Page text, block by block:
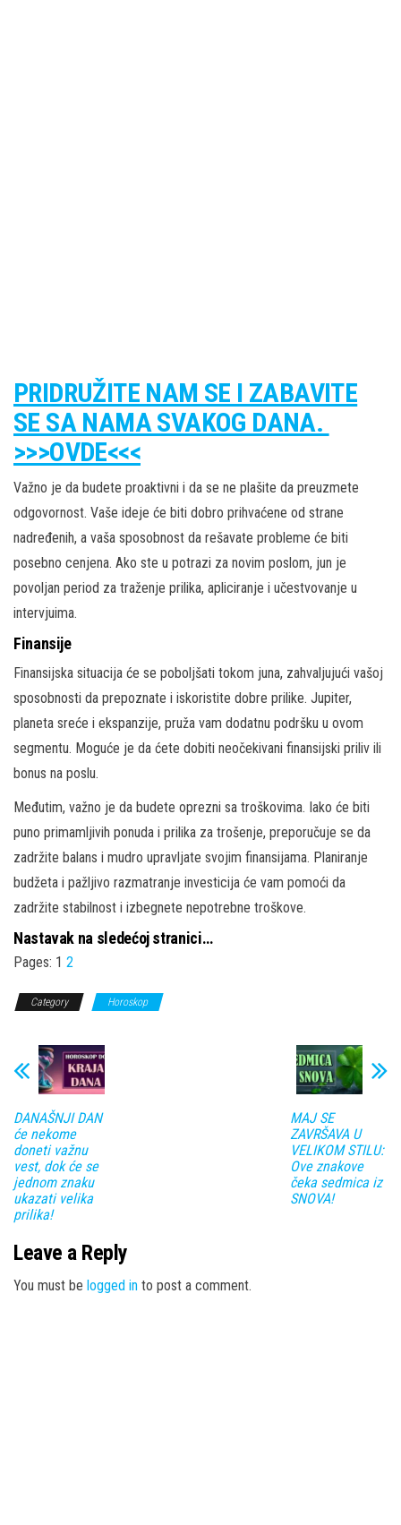
PRIDRUŽITE NAM SE I ZABAVITE
SE SA NAMA SVAKOG DANA.
>>>OVDE<<<
Važno je da budete proaktivni i da se ne plašite da preuzmete
odgovornost. Vaše ideje će biti dobro prihvaćene od strane
nadređenih, a vaša sposobnost da rešavate probleme će biti
posebno cenjena. Ako ste u potrazi za novim poslom, jun je
povoljan period za traženje prilika, apliciranje i učestvovanje u
intervjuima.
Finansije
Finansijska situacija će se poboljšati tokom juna, zahvaljujući vašoj
sposobnosti da prepoznate i iskoristite dobre prilike. Jupiter,
planeta sreće i ekspanzije, pruža vam dodatnu podršku u ovom
segmentu. Moguće je da ćete dobiti neočekivani finansijski priliv ili
bonus na poslu.
Međutim, važno je da budete oprezni sa troškovima. Iako će biti
puno primamljivih ponuda i prilika za trošenje, preporučuje se da
zadržite balans i mudro upravljate svojim finansijama. Planiranje
budžeta i pažljivo razmatranje investicija će vam pomoći da
zadržite stabilnost i izbegnete nepotrebne troškove.
Nastavak na sledećoj stranici…
Pages: 1 2
Category Horoskop
DANAŠNJI DAN
će nekome
doneti važnu
vest, dok će se
jednom znaku
ukazati velika
prilika!
MAJ SE
ZAVRŠAVA U
VELIKOM STILU:
Ove znakove
čeka sedmica iz
SNOVA!
Leave a Reply
You must be logged in to post a comment.